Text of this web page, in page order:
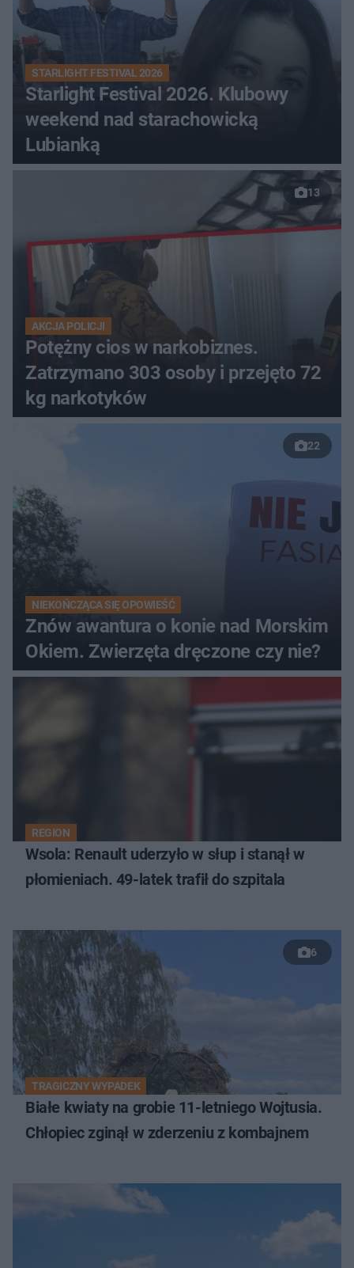
STARLIGHT FESTIVAL 2026
Starlight Festival 2026. Klubowy
weekend nad starachowicką
Lubianką
13
AKCJA POLICJI
Potężny cios w narkobiznes.
Zatrzymano 303 osoby i przejęto 72
kg narkotyków
22
NIEKOŃCZĄCA SIĘ OPOWIEŚĆ
Znów awantura o konie nad Morskim
Okiem. Zwierzęta dręczone czy nie?
REGION
Wsola: Renault uderzyło w słup i stanął w
płomieniach. 49-latek trafił do szpitala
6
TRAGICZNY WYPADEK
Białe kwiaty na grobie 11-letniego Wojtusia.
Chłopiec zginął w zderzeniu z kombajnem